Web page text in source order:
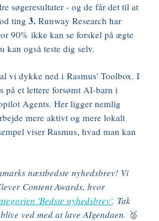
søgeresultater - og de får det til at
ting 3. Runway Research har
90% ikke kan se forskel på ægte
også teste dig selv.
vi dykke ned i Rasmus' Toolbox. I
på et lettere forsømt AI-barn i
Agents. Her ligger nemlig
mere aktivt og mere lokalt
viser Rasmus, hvad man kan
næstbedste nyhedsbrev! Vi
Content Awards, hvor
'Bedste nyhedsbrev'. Tak
ved med at lave AIgendaen. 🥈